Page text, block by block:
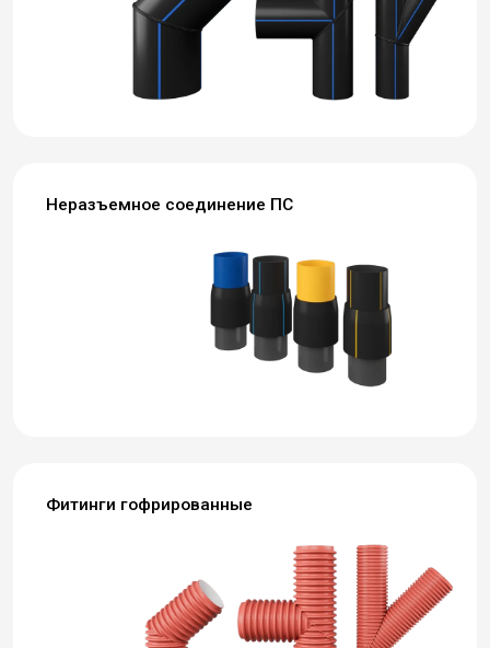
Неразъемное соединение ПС
Фитинги гофрированные